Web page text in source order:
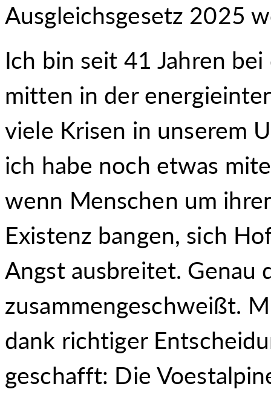
Ausgleichsgesetz 2025
Ich bin seit 41 Jahren
mitten in der
viele Krisen in unserem
ich habe noch etwas
wenn Menschen um
Existenz bangen, sich
Angst ausbreitet. Genau
zusammengeschweißt.
dank richtiger
geschafft: Die